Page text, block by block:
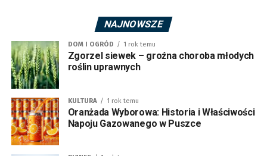
NAJNOWSZE
DOM I OGRÓD 1 rok temu
Zgorzel siewek – groźna choroba młodych
roślin uprawnych
KULTURA 1 rok temu
Oranżada Wyborowa: Historia i Właściwości
Napoju Gazowanego w Puszce